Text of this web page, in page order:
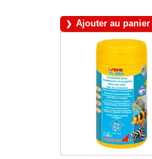
Ajouter au panier